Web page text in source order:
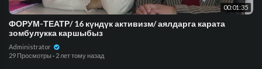
00:01:35
ФОРУМ-ТЕАТР/ 16 күндүк активизм/ аялдарга карата
зомбулукка каршыбыз
Administrator
29 Просмотры · 2 лет тому назад